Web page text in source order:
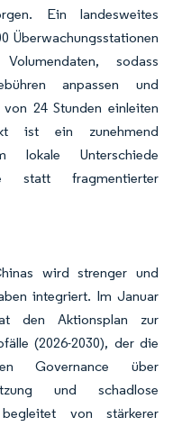
Ein landesweites
Überwachungsstationen
sodass
anpassen und
24 Stunden einleiten
ist ein zunehmend
lokale Unterschiede
statt fragmentierter
wird strenger und
integriert. Im Januar
den Aktionsplan zur
(2026-2030), der die
Governance über
und schadlose
von stärkerer